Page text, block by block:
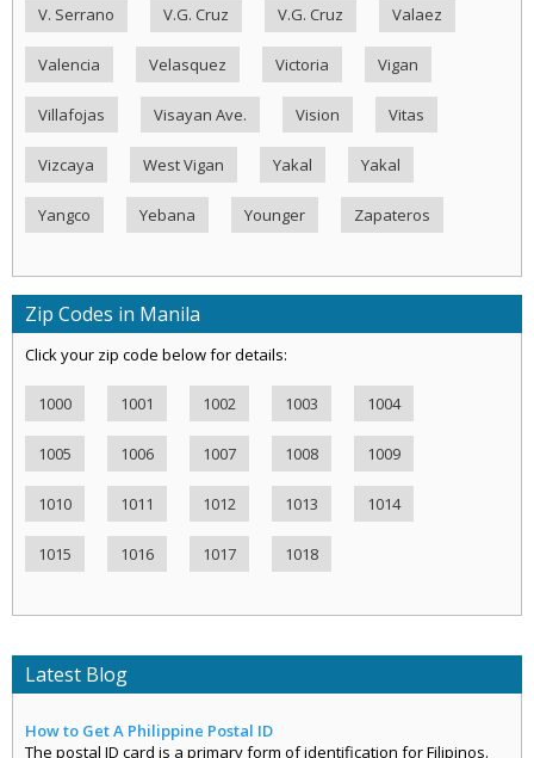
V. Serrano V.G. Cruz V.G. Cruz Valaez
Valencia Velasquez Victoria Vigan
Villafojas Visayan Ave. Vision Vitas
Vizcaya West Vigan Yakal Yakal
Yangco Yebana Younger Zapateros
Zip Codes in Manila
Click your zip code below for details:
1000 1001 1002 1003 1004
1005 1006 1007 1008 1009
1010 1011 1012 1013 1014
1015 1016 1017 1018
Latest Blog
How to Get A Philippine Postal ID
The postal ID card is a primary form of identification for Filipinos.